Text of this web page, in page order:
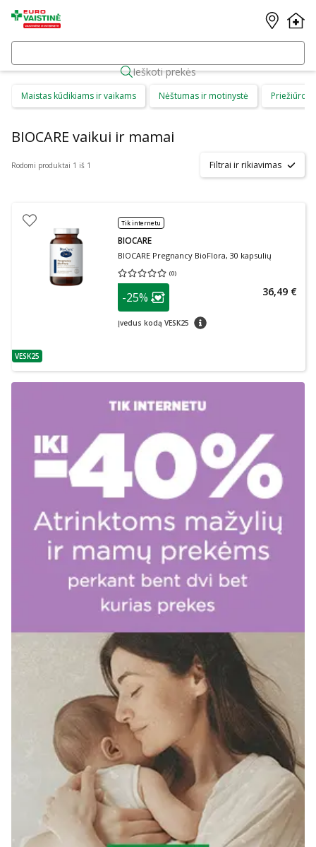
Ieškoti prekės
Maistas kūdikiams ir vaikams Nėštumas ir motinystė Priežiūros
BIOCARE vaikui ir mamai
Rodomi produktai 1 iš 1 Filtrai ir rikiavimas
patarimas
VESK25
Tik internetu
BIOCARE
BIOCARE Pregnancy BioFlora, 30 kapsulių
(0)
Vidutinis įvertinimas 0.00
patarimas
Lojalumo klubo narių nuolaida
-25%
Įvedus kodą VESK25 patarimas
36,49 €